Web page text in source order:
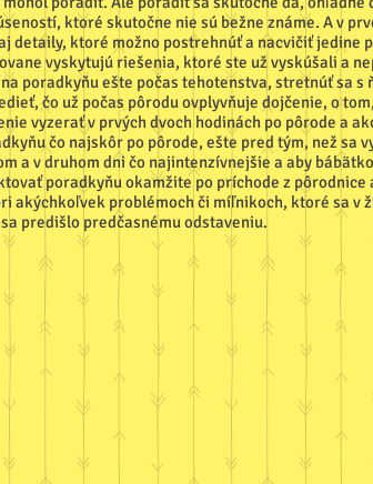
ktoré skutočne nie sú bežne známe. A v
detaily, ktoré možno postrehnúť a nacvičiť jedine
vyskytujú riešenia, ktoré ste už vyskúšali a
poradkyňu ešte počas tehotenstva, stretnúť sa s
čo už počas pôrodu ovplyvňuje dojčenie, o
vyzerať v prvých dvoch hodinách po pôrode a
čo najskôr po pôrode, ešte pred tým, než
a v druhom dni čo najintenzívnejšie a aby
poradkyňu okamžite po príchode z
akýchkoľvek problémoch či míľnikoch, ktoré sa v
predišlo predčasnému odstaveniu.